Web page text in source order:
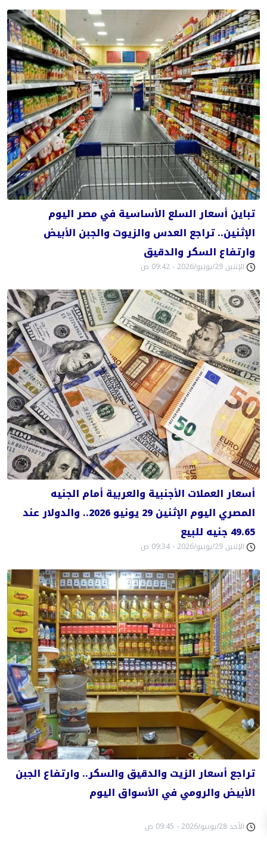
تباين أسعار السلع الأساسية في مصر اليوم
الإثنين.. تراجع العدس والزيوت والجبن الأبيض
وارتفاع السكر والدقيق
الإثنين 29/يونيو/2026 - 09:42 ص
أسعار العملات الأجنبية والعربية أمام الجنيه
المصري اليوم الإثنين 29 يونيو 2026.. والدولار عند
49.65 جنيه للبيع
الإثنين 29/يونيو/2026 - 09:34 ص
تراجع أسعار الزيت والدقيق والسكر.. وارتفاع الجبن
الأبيض والرومي في الأسواق اليوم
الأحد 28/يونيو/2026 - 09:45 ص